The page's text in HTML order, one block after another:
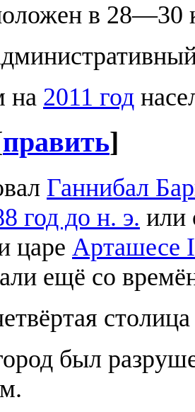
в 28—30
на 2011 год
править]
Ганнибал
год до н. э. или
царе Арташесе I
ещё со
был